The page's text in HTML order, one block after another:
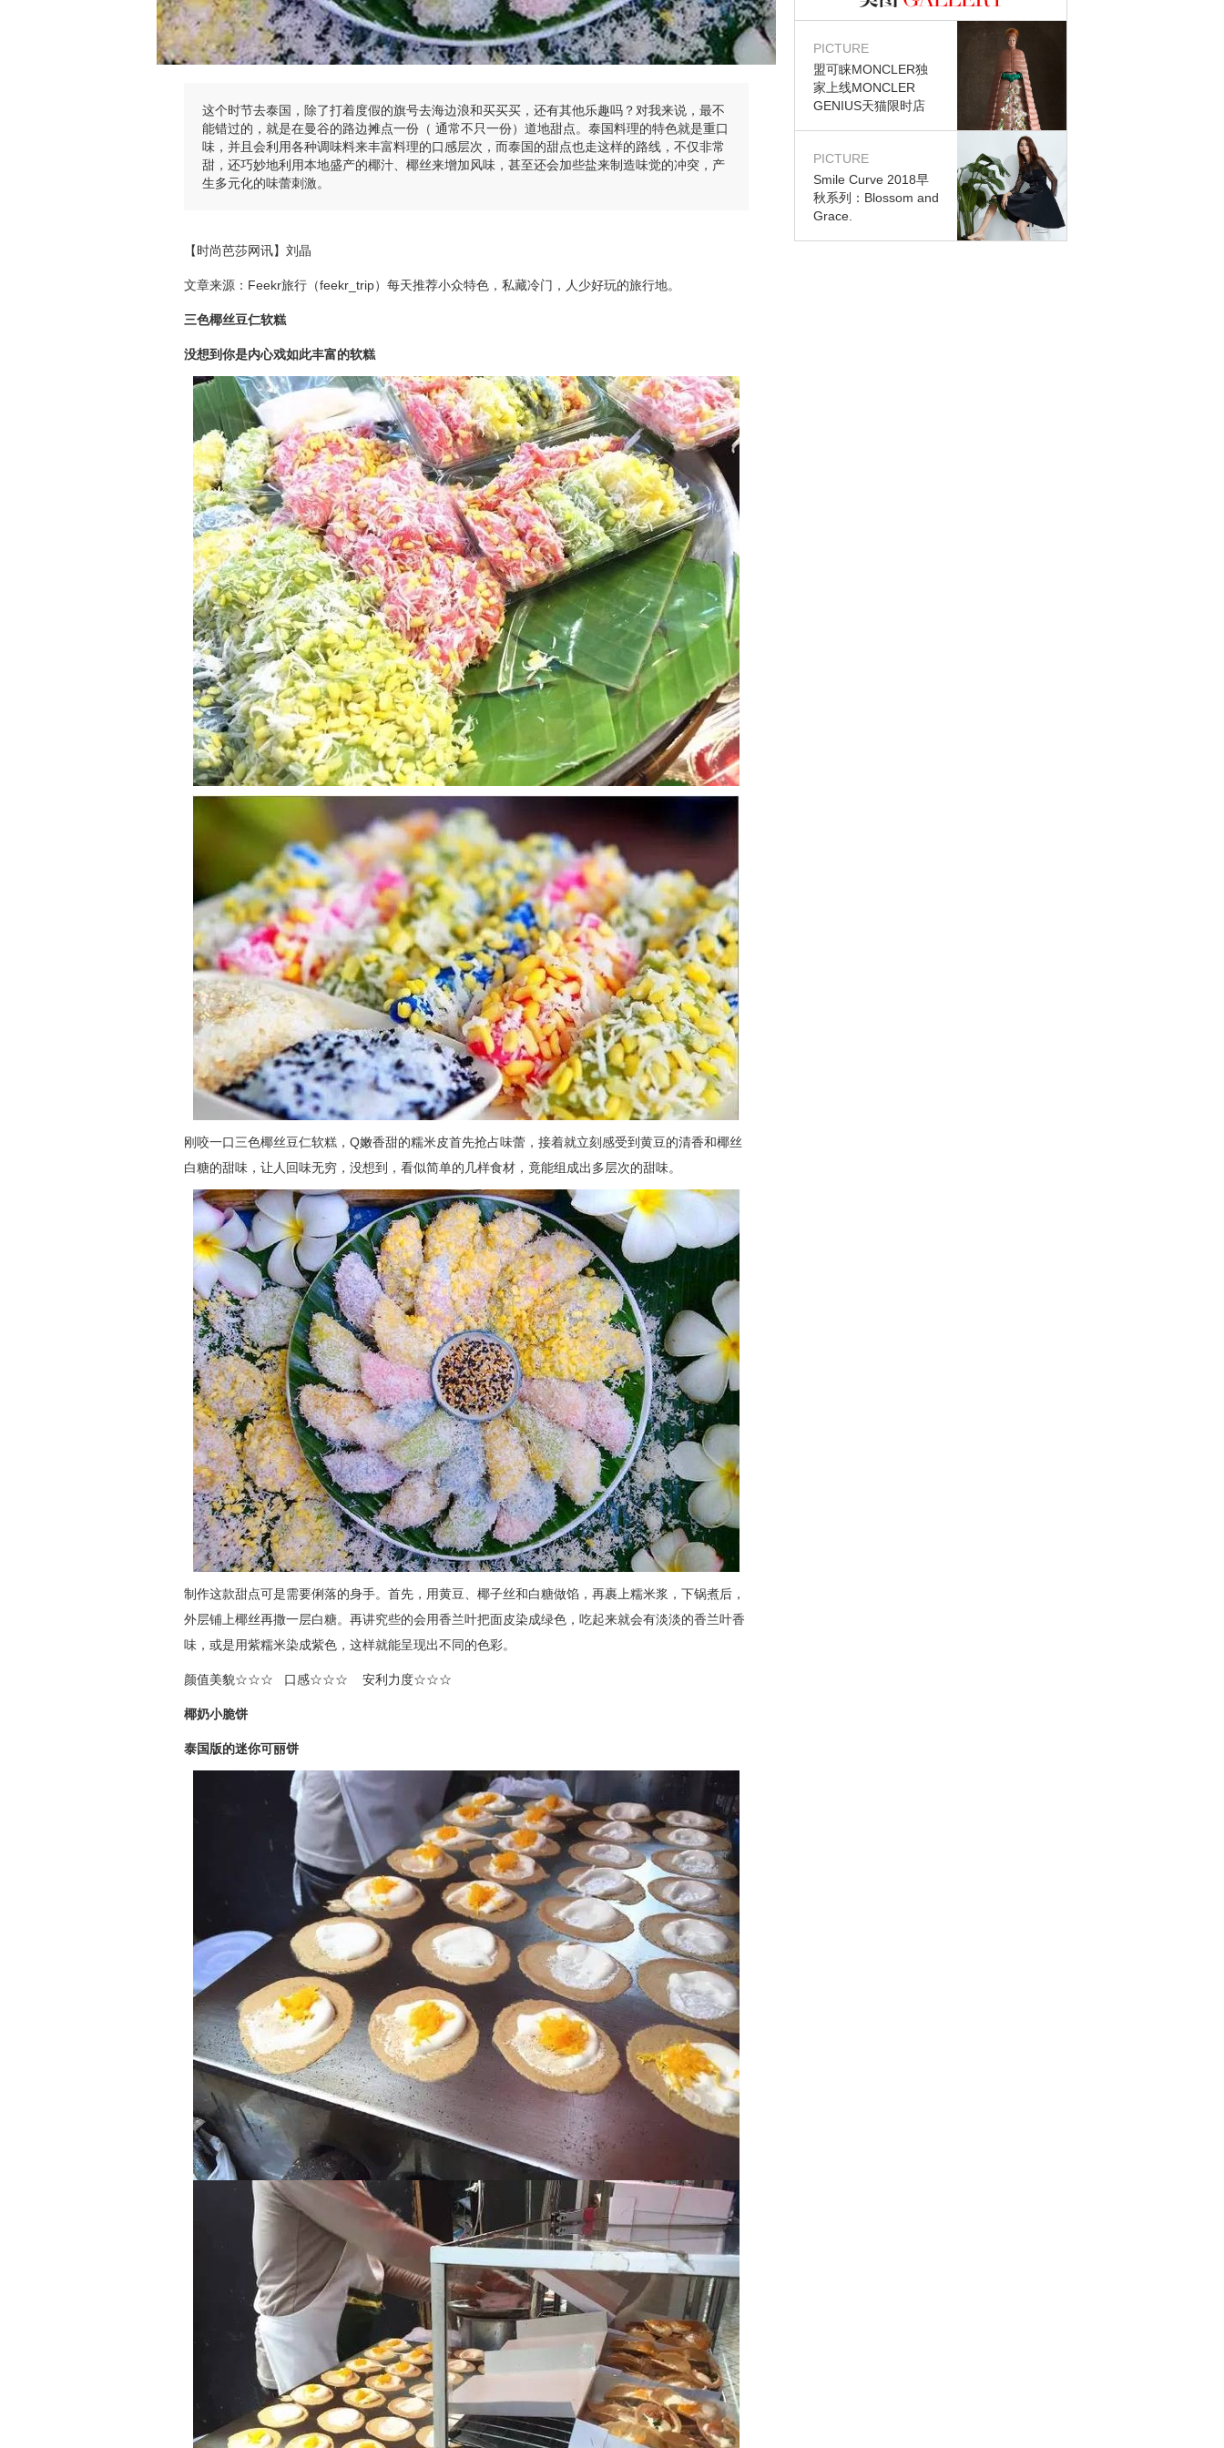
这个时节去泰国，除了打着度假的旗号去海边浪和买买买，还有其他乐趣吗？对我来说，最不
能错过的，就是在曼谷的路边摊点一份（ 通常不只一份）道地甜点。泰国料理的特色就是重口
味，并且会利用各种调味料来丰富料理的口感层次，而泰国的甜点也走这样的路线，不仅非常
甜，还巧妙地利用本地盛产的椰汁、椰丝来增加风味，甚至还会加些盐来制造味觉的冲突，产
生多元化的味蕾刺激。
【时尚芭莎网讯】刘晶
文章来源：Feekr旅行（feekr_trip）每天推荐小众特色，私藏冷门，人少好玩的旅行地。
三色椰丝豆仁软糕
没想到你是内心戏如此丰富的软糕
刚咬一口三色椰丝豆仁软糕，Q嫩香甜的糯米皮首先抢占味蕾，接着就立刻感受到黄豆的清香和椰丝
白糖的甜味，让人回味无穷，没想到，看似简单的几样食材，竟能组成出多层次的甜味。
制作这款甜点可是需要俐落的身手。首先，用黄豆、椰子丝和白糖做馅，再裹上糯米浆，下锅煮后，
外层铺上椰丝再撒一层白糖。再讲究些的会用香兰叶把面皮染成绿色，吃起来就会有淡淡的香兰叶香
味，或是用紫糯米染成紫色，这样就能呈现出不同的色彩。
颜值美貌☆☆☆ 口感☆☆☆ 安利力度☆☆☆
椰奶小脆饼
泰国版的迷你可丽饼
图库
PICTURE
盟可睐MONCLER独
家上线MONCLER
GENIUS天猫限时店
PICTURE
Smile Curve 2018早
秋系列：Blossom and
Grace.